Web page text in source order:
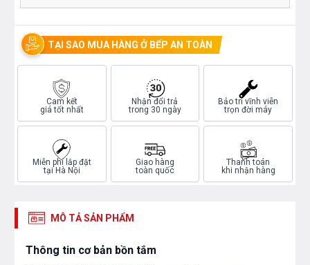
TẠI SAO MUA HÀNG Ở BẾP AN TOÀN
Cam kết
giá tốt nhất
Nhận đổi trả
trong 30 ngày
Bảo trì vĩnh viễn
trọn đời máy
Miễn phí lắp đặt
tại Hà Nội
Giao hàng
toàn quốc
Thanh toán
khi nhận hàng
MÔ TẢ SẢN PHẨM
Thông tin cơ bản bồn tắm